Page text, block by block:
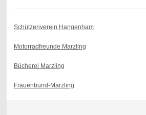
Schützenverein Hangenham
Motorradfreunde Marzling
Bücherei Marzling
Frauenbund-Marzling